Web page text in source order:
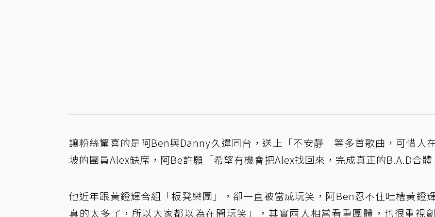
讓粉絲驚喜的是阿Ben與Danny久違同台，送上「不安靜」等多首歌曲，可惜人
坡的團員Alex缺席，阿Be許願「希望有機會把Alex找回來，完成真正的B.A.D合體
他近年跟黃鐙輝合組「板凳樂團」，卻一直被當成玩笑，阿Ben忍不住吐槽黃鐙
真的太多了，所以大家都以為在開玩笑」，其實兩人相當看重團體，也很重視